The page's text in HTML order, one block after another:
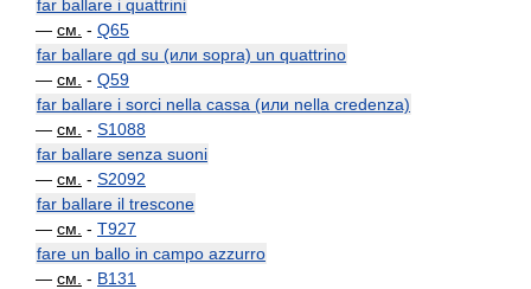
far ballare i quattrini
— см. - Q65
far ballare qd su (или sopra) un quattrino
— см. - Q59
far ballare i sorci nella cassa (или nella credenza)
— см. - S1088
far ballare senza suoni
— см. - S2092
far ballare il trescone
— см. - T927
fare un ballo in campo azzurro
— см. - B131